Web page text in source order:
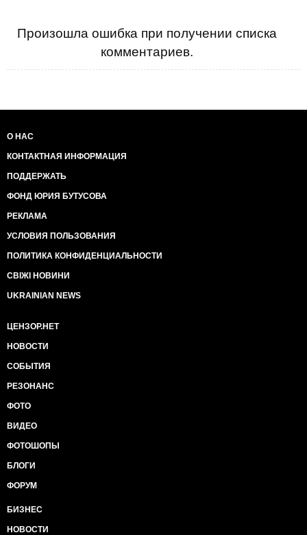
Произошла ошибка при получении списка
комментариев.
О НАС
КОНТАКТНАЯ ИНФОРМАЦИЯ
ПОДДЕРЖАТЬ
ФОНД ЮРИЯ БУТУСОВА
РЕКЛАМА
УСЛОВИЯ ПОЛЬЗОВАНИЯ
ПОЛИТИКА КОНФИДЕНЦИАЛЬНОСТИ
СВІЖІ НОВИНИ
UKRAINIAN NEWS
ЦЕНЗОР.НЕТ
НОВОСТИ
СОБЫТИЯ
РЕЗОНАНС
ФОТО
ВИДЕО
ФОТОШОПЫ
БЛОГИ
ФОРУМ
БИЗНЕС
НОВОСТИ